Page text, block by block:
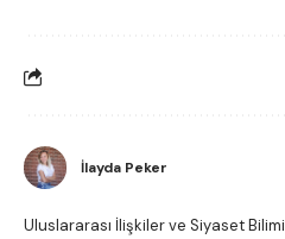
İlayda Peker
Uluslararası İlişkiler ve Siyaset